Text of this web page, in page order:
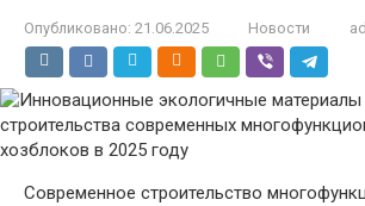
Опубликовано: 21.06.2025 Новости
Современное строительство